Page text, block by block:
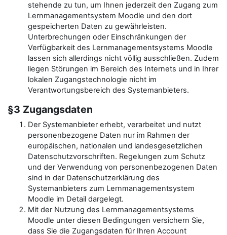
stehende zu tun, um Ihnen jederzeit den Zugang zum
Lernmanagementsystem Moodle und den dort
gespeicherten Daten zu gewährleisten.
Unterbrechungen oder Einschränkungen der
Verfügbarkeit des Lernmanagementsystems Moodle
lassen sich allerdings nicht völlig ausschließen. Zudem
liegen Störungen im Bereich des Internets und in Ihrer
lokalen Zugangstechnologie nicht im
Verantwortungsbereich des Systemanbieters.
§3 Zugangsdaten
Der Systemanbieter erhebt, verarbeitet und nutzt
personenbezogene Daten nur im Rahmen der
europäischen, nationalen und landesgesetzlichen
Datenschutzvorschriften. Regelungen zum Schutz
und der Verwendung von personenbezogenen Daten
sind in der Datenschutzerklärung des
Systemanbieters zum Lernmanagementsystem
Moodle im Detail dargelegt.
Mit der Nutzung des Lernmanagementsystems
Moodle unter diesen Bedingungen versichern Sie,
dass Sie die Zugangsdaten für Ihren Account